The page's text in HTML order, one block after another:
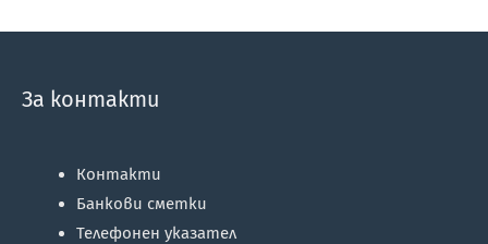
За контакти
Контакти
Банкови сметки
Телефонен указател